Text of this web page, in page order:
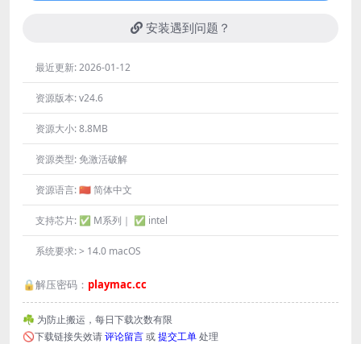
安装遇到问题？
最近更新:2026-01-12
资源版本:v24.6
资源大小:8.8MB
资源类型:免激活破解
资源语言:🇨🇳 简体中文
支持芯片: ✅ M系列｜ ✅ intel
系统要求:> 14.0 macOS
🔒解压密码： playmac.cc
☘️ 为防止搬运，每日下载次数有限
🚫下载链接失效请评论留言或提交工单处理